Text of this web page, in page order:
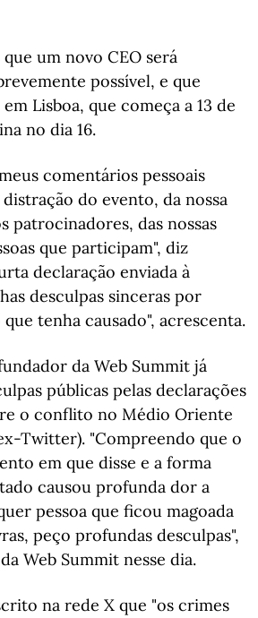
um novo CEO será
possível, e que
Lisboa, que começa a 13 de
no dia 16.
comentários pessoais
do evento, da nossa
patrocinadores, das nossas
que participam", diz
declaração enviada à
desculpas sinceras por
tenha causado", acrescenta.
da Web Summit já
públicas pelas declarações
o conflito no Médio Oriente
Twitter). "Compreendo que o
em que disse e a forma
causou profunda dor a
pessoa que ficou magoada
peço profundas desculpas",
Web Summit nesse dia.
na rede X que "os crimes